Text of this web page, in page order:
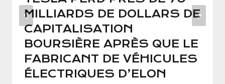
MILLIARDS DE DOLLARS DE
CAPITALISATION
BOURSIÈRE APRÈS QUE LE
FABRICANT DE VÉHICULES
ÉLECTRIQUES D’ELON